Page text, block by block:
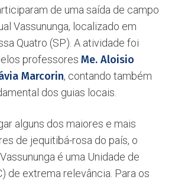
de uma saída de campo
Vassununga, localizado em
Quatro (SP). A atividade foi
professoresMe. Aloisio
Marcorin, contando também
dos guias locais.
alguns dos maiores e mais
de jequitibá-rosa do país, o
é uma Unidade de
de extrema relevância. Para os